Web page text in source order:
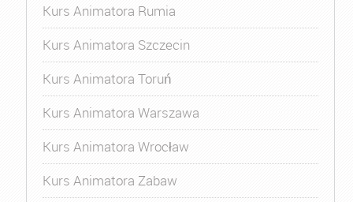
Kurs Animatora Rumia
Kurs Animatora Szczecin
Kurs Animatora Toruń
Kurs Animatora Warszawa
Kurs Animatora Wrocław
Kurs Animatora Zabaw